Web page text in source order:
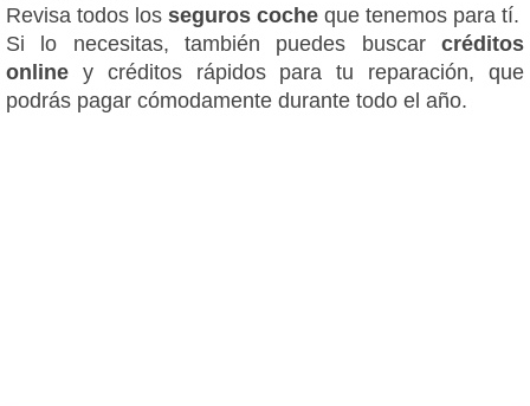
Revisa todos los seguros coche que tenemos para tí.
Si lo necesitas, también puedes buscar créditos
online y créditos rápidos para tu reparación, que
podrás pagar cómodamente durante todo el año.